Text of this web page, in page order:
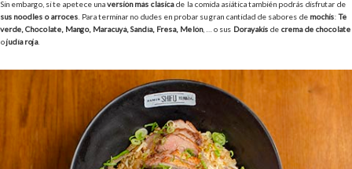
Sin embargo, si te apetece unaversión más clásicade la comida asiática también podrás disfrutar de
sus noodles o arroces . Para terminar no dudes en probar su gran cantidad de sabores de mochis:Té
verde, Chocolate, Mango, Maracuyá, Sandía, Fresa, Melón, … o sus Dorayakis de crema de chocolate
ojudía roja.